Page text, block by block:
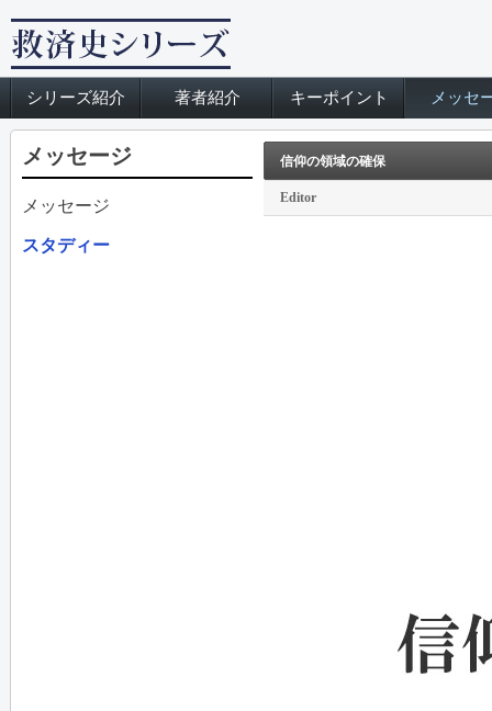
シリーズ紹介 著者紹介 キーポイント メッセ
メッセージ
メッセージ
スタディー
信仰の領域の確保
Editor